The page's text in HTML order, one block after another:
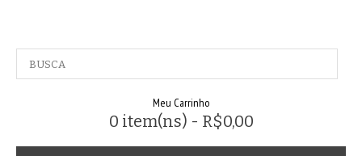
Meu Carrinho
0 item(ns) - R$0,00